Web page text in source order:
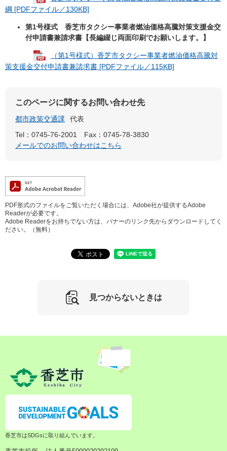
綱 [PDFファイル／130KB]
第1号様式 香芝市タクシー事業者燃油価格高騰対策支援金交
付申請書兼請求書【長編綴じ両面印刷でお願いします。】
（第1号様式）香芝市タクシー事業者燃油価格高騰対
策支援金交付申請書兼請求書 [PDFファイル／115KB]
このページに関するお問い合わせ先
都市政策交通課
代表
Tel：0745-76-2001
Fax：0745-78-3830
メールでのお問い合わせはこちら
PDF形式のファイルをご覧いただく場合には、Adobe社が提供するAdobe
Readerが必要です。
Adobe Readerをお持ちでない方は、バナーのリンク先からダウンロードしてく
ださい。（無料）
見つからないときは
香芝市はSDGsに取り組んでいます。